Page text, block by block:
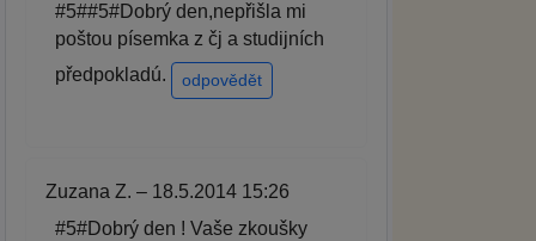
#5##5#Dobrý den,nepřišla mi
poštou písemka z čj a studijních
předpokladú.
odpovědět
Zuzana Z. – 18.5.2014 15:26
#5#Dobrý den ! Vaše zkoušky